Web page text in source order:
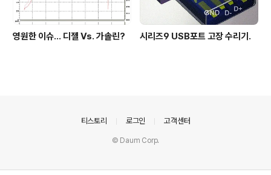
영원한 이슈... 디젤 Vs. 가솔린? 시리즈9 USB포트 고장 수리기.
티스토리 로그인 고객센터
© Daum Corp.